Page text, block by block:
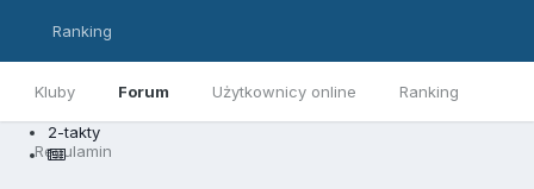
Kluby Forum Użytkownicy online Ranking
Regulamin
Ranking
2-takty